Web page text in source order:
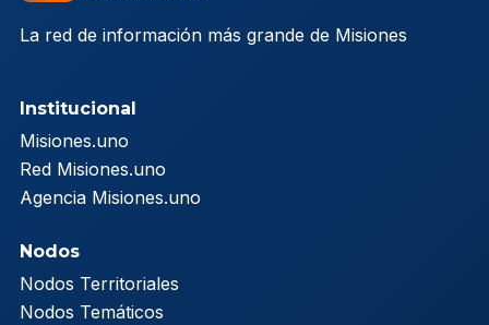
La red de información más grande de Misiones
Institucional
Misiones.uno
Red Misiones.uno
Agencia Misiones.uno
Nodos
Nodos Territoriales
Nodos Temáticos